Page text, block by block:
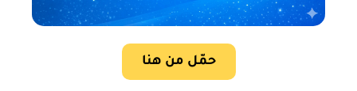
حمّل من هنا